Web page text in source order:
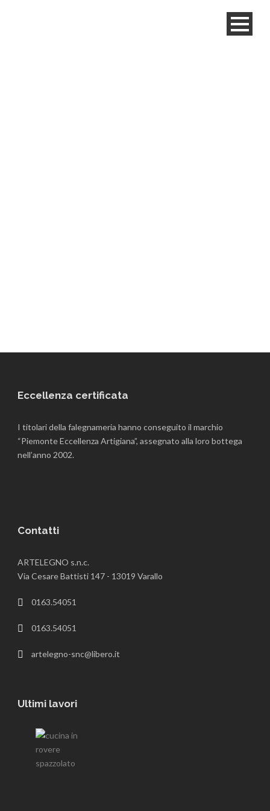
Eccellenza certificata
I titolari della falegnameria hanno conseguito il marchio
“Piemonte Eccellenza Artigiana”, assegnato alla loro bottega
nell’anno 2002.
Contatti
ARTELEGNO s.n.c.
Via Cesare Battisti 147 - 13019 Varallo
0163.54051
0163.54051
artelegno-snc@libero.it
Ultimi lavori